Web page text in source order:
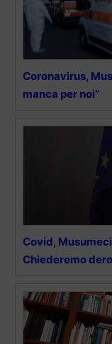
Coronavirus,
manca per noi”
Covid,
Chiederemo